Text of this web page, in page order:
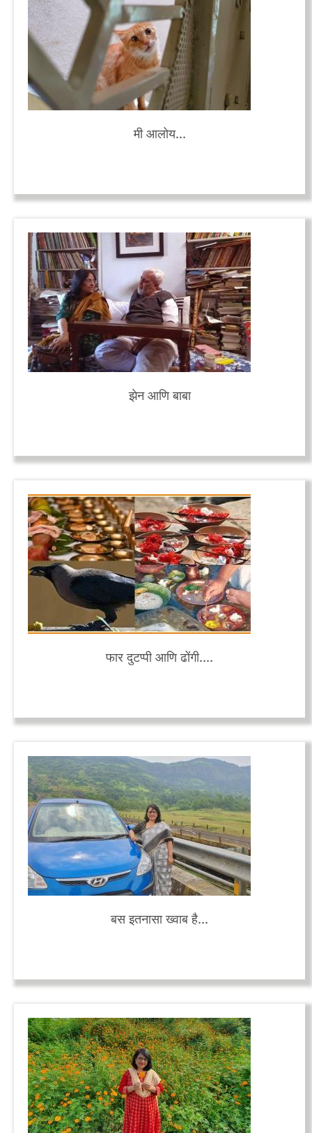
मी आलोय...
झेन आणि बाबा
फार दुटप्पी आणि ढोंगी....
बस इतनासा ख्वाब है...